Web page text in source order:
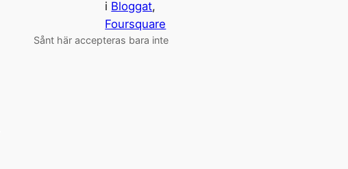
i Bloggat
Foursquare
Sånt här accepteras bara inte